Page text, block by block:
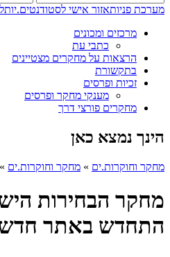
מערכת פניותאזור אישי לסטודנטים.יות
מרכזים ומכונים
כתבי עת
הרצאות על מחקרים מצטיינים
בתקשורת
זכיות ופרסים
מענקי מחקר ופרסים
מחקרים פורצי דרך
הינך נמצא כאן
מחקר וחוקרות.ים » מחקר וחוקרות.ים »
התחדש באתר